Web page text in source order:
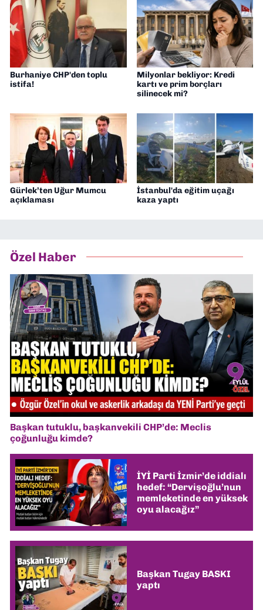
Burhaniye CHP'den toplu
istifa!
Milyonlar bekliyor: Kredi
kartı ve prim borçları
silinecek mi?
Gürlek’ten Uğur Mumcu
açıklaması
İstanbul'da eğitim uçağı
kaza yaptı
Özel Haber
Başkan tutuklu, başkanvekili CHP’de: Meclis
çoğunluğu kimde?
İYİ Parti İzmir’de iddialı
hedef: “Dervişoğlu’nun
memleketinde en yüksek
oyu alacağız”
Başkan Tugay BASKI
yaptı